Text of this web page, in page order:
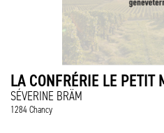
LA CONFRÉRIE LE PETIT
SÉVERINE BRÄM
1284 Chancy